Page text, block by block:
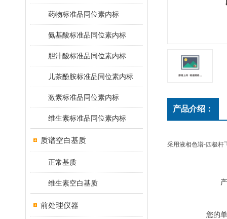
药物标准品同位素内标
氨基酸标准品同位素内标
胆汁酸标准品同位素内标
儿茶酚胺标准品同位素内标
激素标准品同位素内标
维生素标准品同位素内标
质谱空白基质
正常基质
维生素空白基质
前处理仪器
产品介绍：
采用液相色谱-四极杆
您的